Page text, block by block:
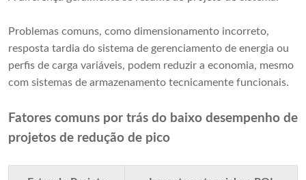
Problemas comuns, como dimensionamento incorreto,
resposta tardia do sistema de gerenciamento de energia ou
perfis de carga variáveis, podem reduzir a economia, mesmo
com sistemas de armazenamento tecnicamente funcionais.
Fatores comuns por trás do baixo desempenho de
projetos de redução de pico